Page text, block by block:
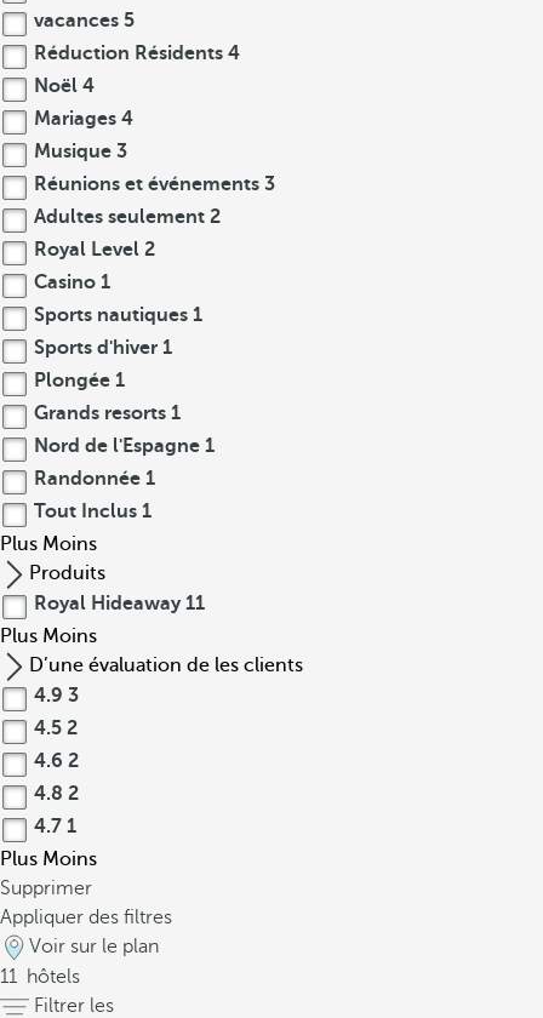
vacances 5
Réduction Résidents 4
Noël 4
Mariages 4
Musique 3
Réunions et événements 3
Adultes seulement 2
Royal Level 2
Casino 1
Sports nautiques 1
Sports d'hiver 1
Plongée 1
Grands resorts 1
Nord de l'Espagne 1
Randonnée 1
Tout Inclus 1
Plus Moins
Produits
Royal Hideaway 11
Plus Moins
D’une évaluation de les clients
4.9 3
4.5 2
4.6 2
4.8 2
4.7 1
Plus Moins
Supprimer
Appliquer des filtres
Voir sur le plan
11 hôtels
Filtrer les